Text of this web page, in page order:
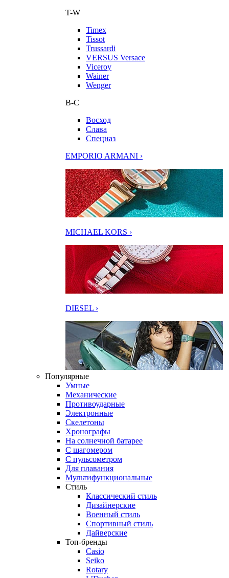
T-W
Timex
Tissot
Trussardi
VERSUS Versace
Viceroy
Wainer
Wenger
В-С
Восход
Слава
Спецназ
EMPORIO ARMANI ›
MICHAEL KORS ›
DIESEL ›
Популярные
Умные
Механические
Противоударные
Электронные
Скелетоны
Хронографы
На солнечной батарее
С шагомером
С пульсометром
Для плавания
Мультифункциональные
Стиль
Классический стиль
Дизайнерские
Военный стиль
Спортивный стиль
Дайверские
Топ-бренды
Casio
Seiko
Rotary